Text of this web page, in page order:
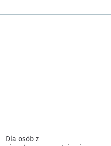
Dla osób z